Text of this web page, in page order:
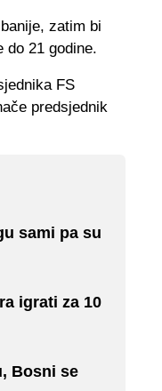
zatim bi
do 21 godine.
FS
predsjednik
sami pa su
igrati za 10
Bosni se